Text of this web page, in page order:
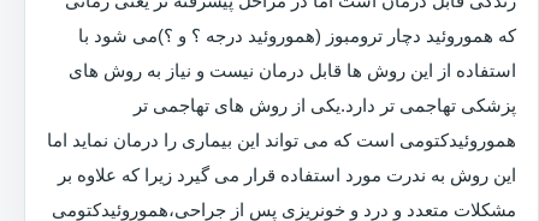
که هموروئید دچار ترومبوز (هموروئید درجه ؟ و ؟)می شود با
استفاده از این روش ها قابل درمان نیست و نیاز به روش های
پزشکی تهاجمی تر دارد.یکی از روش های تهاجمی تر
هموروئیدکتومی است که می تواند این بیماری را درمان نماید اما
این روش به ندرت مورد استفاده قرار می گیرد زیرا که علاوه بر
مشکلات متعدد و درد و خونریزی پس از جراحی،هموروئیدکتومی